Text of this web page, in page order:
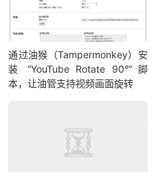
通过油猴（Tampermonkey）安
装 “YouTube Rotate 90°” 脚
本，让油管支持视频画面旋转